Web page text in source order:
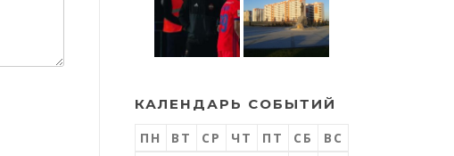
КАЛЕНДАРЬ СОБЫТИЙ
ПН ВТ СР ЧТ ПТ СБ ВС